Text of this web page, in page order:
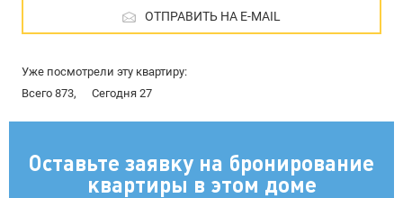
ОТПРАВИТЬ НА E-MAIL
Уже посмотрели эту квартиру:
Всего 873,
Сегодня 27
Оставьте заявку на бронирование
квартиры в этом доме